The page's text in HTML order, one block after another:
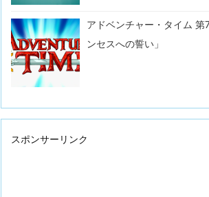
アドベンチャー・タイム 第
ンセスへの誓い」
スポンサーリンク